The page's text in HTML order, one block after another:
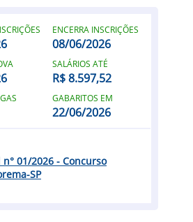
ENCERRA INSCRIÇÕES
08/06/2026
SALÁRIOS ATÉ
R$ 8.597,52
GABARITOS EM
22/06/2026
n° 01/2026 - Concurso
SP